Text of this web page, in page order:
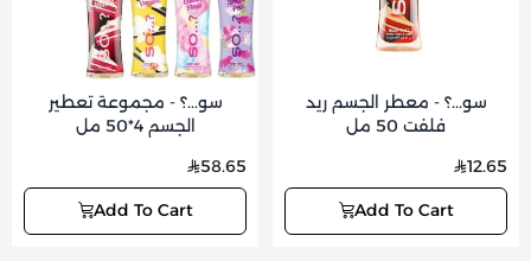
سو...؟ - مجموعة تعطير
الجسم 4*50 مل
58.65
Add To Cart
سو...؟ - معطر الجسم ريد
فلفت 50 مل
12.65
Add To Cart